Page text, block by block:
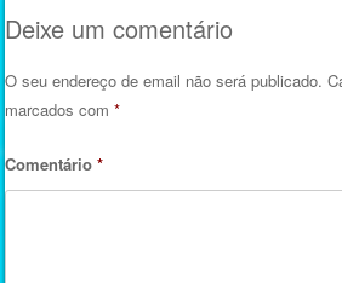
Post navigation
Deixe um comentário
O seu endereço de email não será publicado.
marcados com*
Comentário*